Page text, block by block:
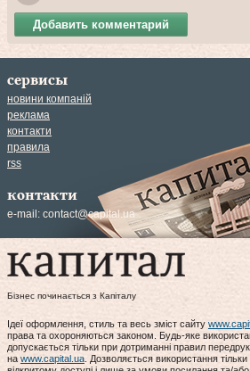
Добавить комментарий
сервисы
новини компаній
реклама
контакти
правила
rss
контакти
e-mail: contact@capital.ua
Бізнес починається з Капіталу
Ідеї оформлення, стиль та весь зміст сайту
права та охороняються законом. Будь-яке
допускається тільки при дотриманні правил
наwww.capital.ua. Дозволяється використання